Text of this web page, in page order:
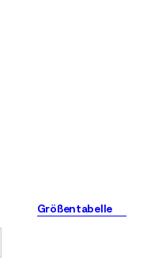
Größentabelle